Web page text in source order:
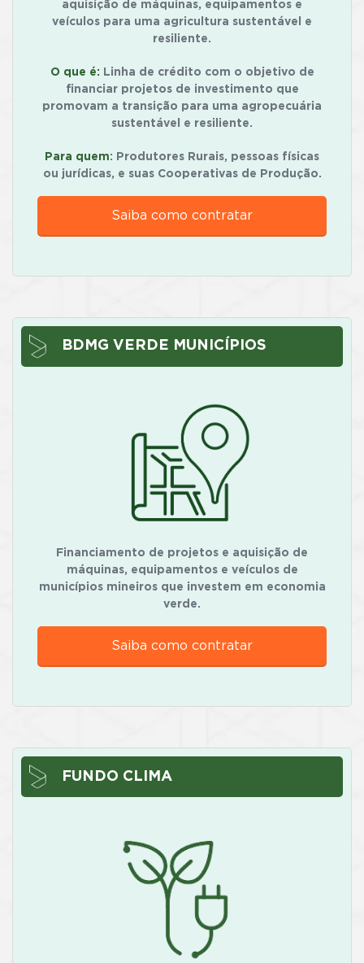
aquisição de máquinas, equipamentos e
veículos para uma agricultura sustentável e
resiliente.
O que é: Linha de crédito com o objetivo de
financiar projetos de investimento que
promovam a transição para uma agropecuária
sustentável e resiliente.
Para quem: Produtores Rurais, pessoas físicas
ou jurídicas, e suas Cooperativas de Produção.
Saiba como contratar
BDMG VERDE MUNICÍPIOS
Financiamento de projetos e aquisição de
máquinas, equipamentos e veículos de
municípios mineiros que investem em economia
verde.
Saiba como contratar
FUNDO CLIMA